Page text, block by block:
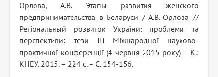
Орлова, А.В. Этапы развития женского
предпринимательства в Беларуси / А.В. Орлова //
Регіональный розвиток України: проблеми та
перспективи: тези III Міжнародної науково-
практичної конференції (4 червня 2015 року) – К.:
КНЕУ, 2015. – 224 с. – С. 154-156.